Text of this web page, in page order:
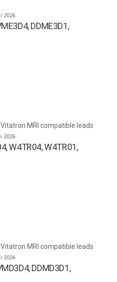
2026
DDME3D1,
MRI compatible leads
2026
W4TR04, W4TR01,
MRI compatible leads
2026
DDMD3D1,